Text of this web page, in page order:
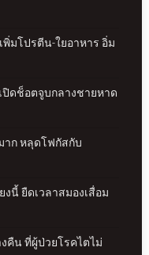
มโปรตีน-ใยอาหาร อิ่ม
ปิดช็อตจูบกลางชายหาด
าก หลุดโฟกัสกับ
งนี้ ยืดเวลาสมองเสื่อม
คืน ที่ผู้ป่วยโรคไตไม่